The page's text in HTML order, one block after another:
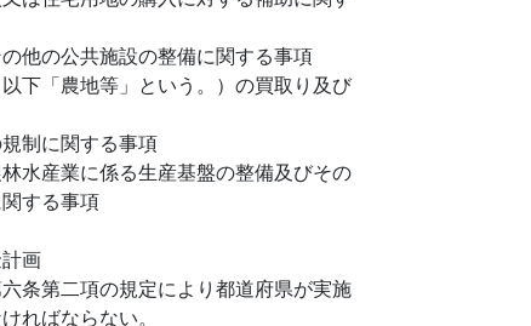
他の公共施設の整備に関する事項
下「農地等」という。）の買取り及び
制に関する事項
水産業に係る生産基盤の整備及びその
する事項
画
条第二項の規定により都道府県が実施
ればならない。